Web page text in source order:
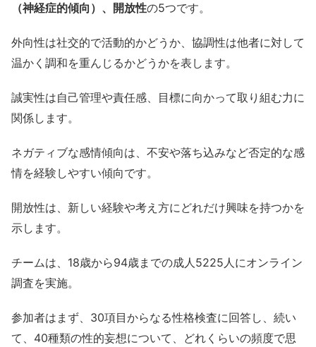
（神経症的傾向）、開放性の5つです。
外向性は社交的で活動的かどうか、協調性は他者に対して
温かく調和を重んじるかどうかを表します。
誠実性は自己管理や責任感、目標に向かって取り組む力に
関係します。
ネガティブな感情傾向は、不安や落ち込みなど否定的な感
情を経験しやすい傾向です。
開放性は、新しい経験や考え方にどれだけ興味を持つかを
示します。
チームは、18歳から94歳までの成人5225人にオンライン
調査を実施。
参加者はまず、30項目からなる性格検査に回答し、続い
て、40種類の性的妄想について、どれくらいの頻度で思